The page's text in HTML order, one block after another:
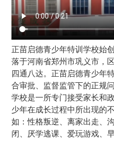
正苗启德青少年特训学校始
落于河南省郑州市巩义市，
四通八达。正苗启德青少年
合审批、监督监管下的正规
学校是一所专门接受家长和
少年在成长过程中所出现的
如：性格叛逆、离家出走、
闭、厌学逃课、爱玩游戏、